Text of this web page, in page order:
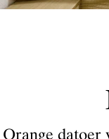
Orange datoer